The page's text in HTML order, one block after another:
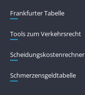
Frankfurter Tabelle
Tools zum Verkehrsrecht
Scheidungskostenrechner
Schmerzensgeldtabelle